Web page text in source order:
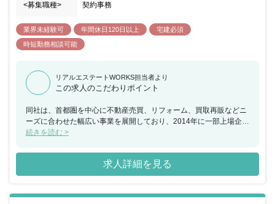
<募集職種> 契約事務
業界未経験可 年間休日120日以上
宅建必須
時短勤務相談可能
リアルエステートWORKS担当者より
この求人のこだわりポイント
同社は、首都圏を中心に不動産売買、リフォーム、買取再販などニ
ーズに合わせた幅広い事業を展開しており、2014年に一部上場企業
タカラレーベングループの一員となり6年になりますが、まだま
一員となってまだ間もないということもあり、これから『会社づく
り』や『組織づくり』を行っていくフェーズとなっております。こ
れからの同社の基盤をあなたの手で創っていくことが可能となって
とができます。
続きを読む >
求人詳細を見る